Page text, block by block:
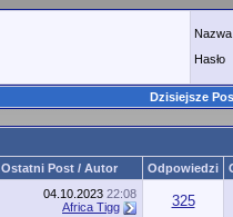
Hasło
Dzisiejsze
Ostatni Post / Autor Odpowiedzi
04.10.2023 22:08
Africa Tigg
325